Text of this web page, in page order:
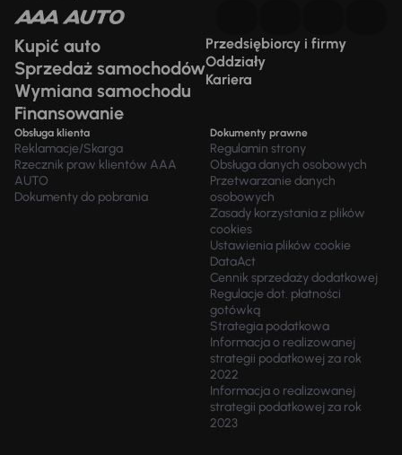
Kupić auto
Sprzedaż samochodów
Wymiana samochodu
Finansowanie
Przedsiębiorcy i firmy
Oddziały
Kariera
Obsługa klienta
Reklamacje/Skarga
Rzecznik praw klientów AAA
AUTO
Dokumenty do pobrania
Dokumenty prawne
Regulamin strony
Obsługa danych osobowych
Przetwarzanie danych
osobowych
Zasady korzystania z plików
cookies
Ustawienia plików cookie
DataAct
Cennik sprzedaży dodatkowej
Regulacje dot. płatności
gotówką
Strategia podatkowa
Informacja o realizowanej
strategii podatkowej za rok
2022
Informacja o realizowanej
strategii podatkowej za rok
2023